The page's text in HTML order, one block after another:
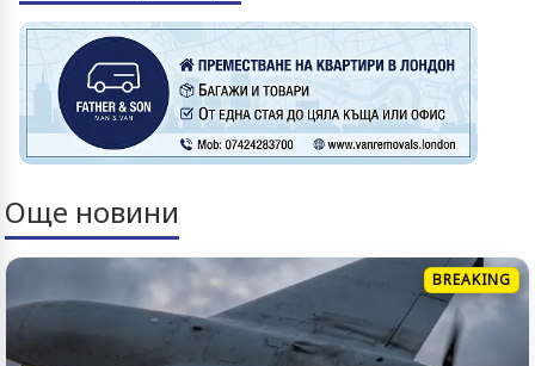
Още новини
BREAKING